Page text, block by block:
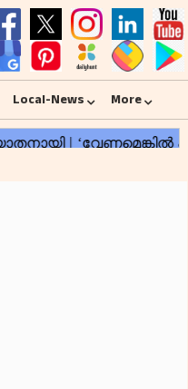
Local-News More